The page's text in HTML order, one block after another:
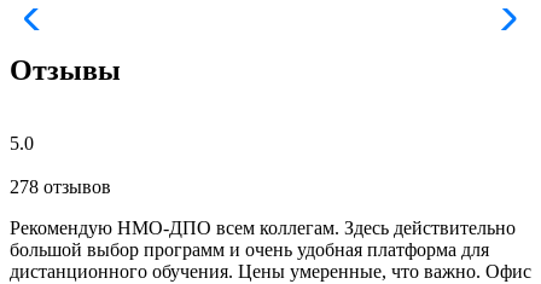
Отзывы
5.0
278 отзывов
Рекомендую НМО-ДПО всем коллегам. Здесь действительно
большой выбор программ и очень удобная платформа для
дистанционного обучения. Цены умеренные, что важно. Офис